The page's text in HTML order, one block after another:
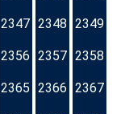
2347 2348 2349
2356 2357 2358
2365 2366 2367